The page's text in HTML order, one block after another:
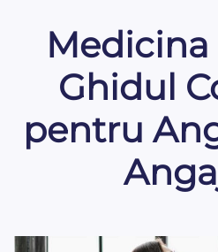
Ghidul
pentru